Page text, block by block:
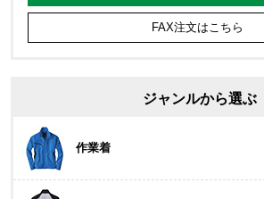
FAX注文はこちら
ジャンルから選ぶ
作業着